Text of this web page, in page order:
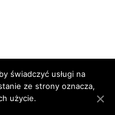
świadczyć usługi na
ze strony oznacza,
użycie.